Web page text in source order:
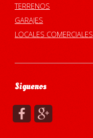
TERRENOS
GARAJES
LOCALES COMERCIALES
Siguenos